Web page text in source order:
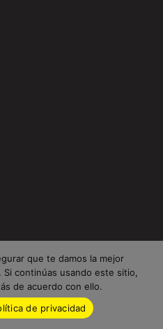
que te damos la mejor
continúas usando este sitio,
de acuerdo con ello.
de privacidad